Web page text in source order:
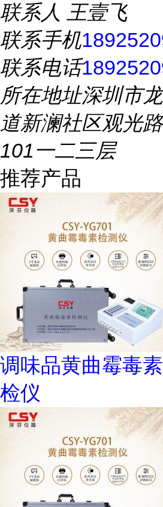
联系人 王壹飞
联系手机
联系电话
所在地址深圳市
道新澜社区观光
101一二三层
推荐产品
调味品黄曲霉毒
检仪